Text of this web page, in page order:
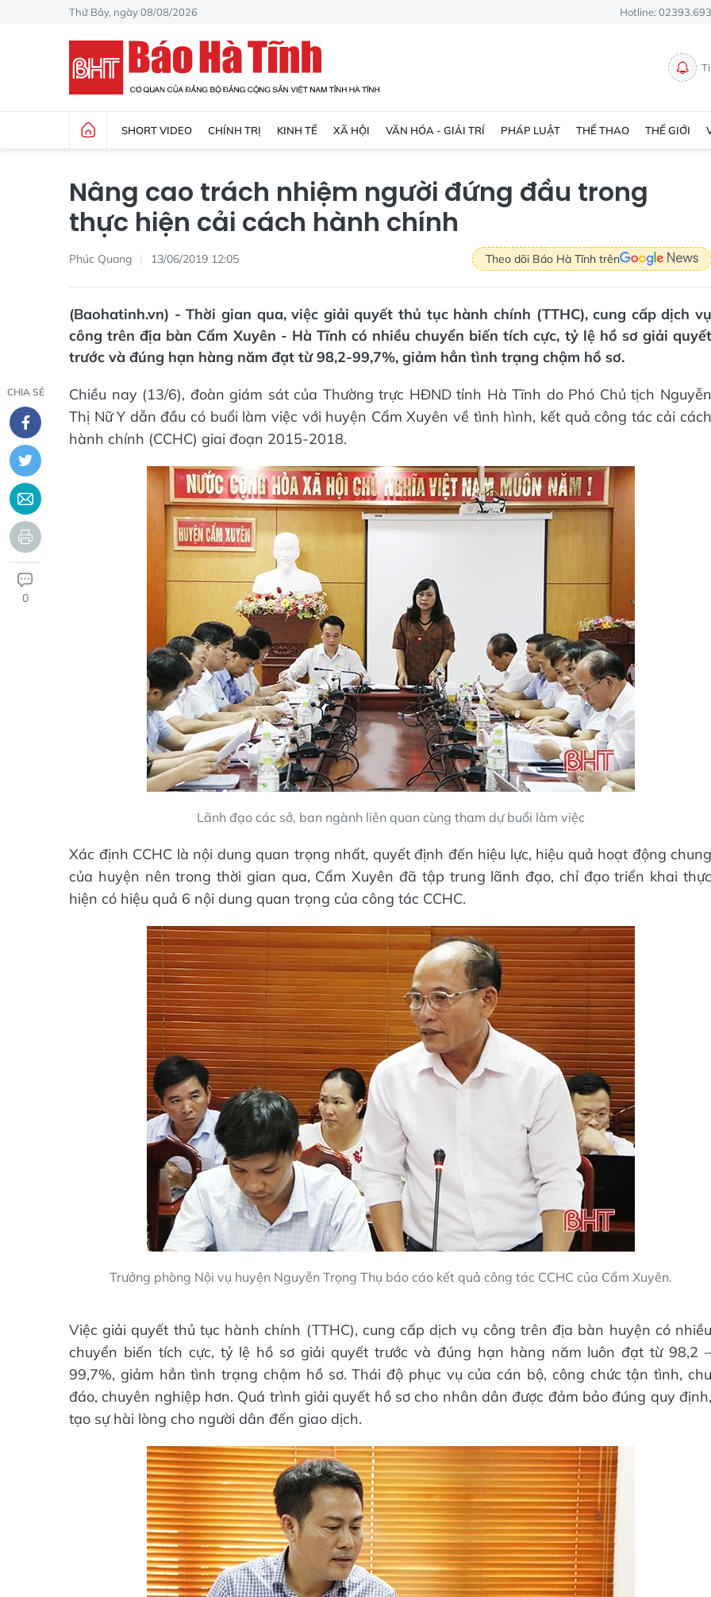
Thứ Bảy, ngày 08/08/2026 Hotline:
SHORT VIDEO CHÍNH TRỊ KINH TẾ XÃ HỘI VĂN HÓA - GIẢI TRÍ PHÁP LUẬT THỂ THAO THẾ GIỚI
Nâng cao trách nhiệm người đứng đầu trong
thực hiện cải cách hành chính
Phúc Quang 13/06/2019 12:05 Theo dõi Báo Hà Tĩnh trên
(Baohatinh.vn) - Thời gian qua, việc giải quyết thủ tục hành chính (TTHC), cung cấp dịch vụ
công trên địa bàn Cẩm Xuyên - Hà Tĩnh có nhiều chuyển biến tích cực, tỷ lệ hồ sơ giải quyết
trước và đúng hạn hàng năm đạt từ 98,2-99,7%, giảm hẳn tình trạng chậm hồ sơ.
CHIA SẺ
0
Chiều nay (13/6), đoàn giám sát của Thường trực HĐND tỉnh Hà Tĩnh do Phó Chủ tịch Nguyễn
Thị Nữ Y dẫn đầu có buổi làm việc với huyện Cẩm Xuyên về tình hình, kết quả công tác cải cách
hành chính (CCHC) giai đoạn 2015-2018.
Lãnh đạo các sở, ban ngành liên quan cùng tham dự buổi làm việc
Xác định CCHC là nội dung quan trọng nhất, quyết định đến hiệu lực, hiệu quả hoạt động chung
của huyện nên trong thời gian qua, Cẩm Xuyên đã tập trung lãnh đạo, chỉ đạo triển khai thực
hiện có hiệu quả 6 nội dung quan trọng của công tác CCHC.
Trưởng phòng Nội vụ huyện Nguyễn Trọng Thụ báo cáo kết quả công tác CCHC của Cẩm Xuyên.
Việc giải quyết thủ tục hành chính (TTHC), cung cấp dịch vụ công trên địa bàn huyện có nhiều
chuyển biến tích cực, tỷ lệ hồ sơ giải quyết trước và đúng hạn hàng năm luôn đạt từ 98,2 –
99,7%, giảm hẳn tình trạng chậm hồ sơ. Thái độ phục vụ của cán bộ, công chức tận tình, chu
đáo, chuyên nghiệp hơn. Quá trình giải quyết hồ sơ cho nhân dân được đảm bảo đúng quy định,
tạo sự hài lòng cho người dân đến giao dịch.